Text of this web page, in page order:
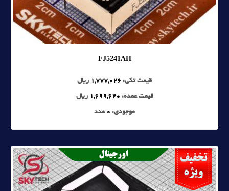
FJ5241AH
قیمت تکی: 1,777,026 ریال
قیمت عمده: 1,699,620 ریال
موجودی: 0 عدد